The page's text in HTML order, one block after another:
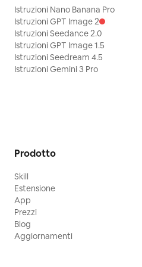
Istruzioni Nano Banana Pro
Istruzioni GPT Image 2
Istruzioni Seedance 2.0
Istruzioni GPT Image 1.5
Istruzioni Seedream 4.5
Istruzioni Gemini 3 Pro
Prodotto
Skill
Estensione
App
Prezzi
Blog
Aggiornamenti